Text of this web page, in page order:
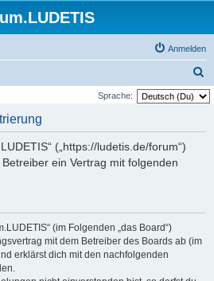
Anmelden
u
Sprache:
(„https://ludetis.de/forum“)
ein Vertrag mit folgenden
(im Folgenden „das Board“)
mit dem Betreiber des Boards ab (im
erklärst dich mit den nachfolgenden